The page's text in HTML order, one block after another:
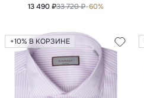
13 490 ₽33 720 ₽-60%
+10% В КОРЗИНЕ